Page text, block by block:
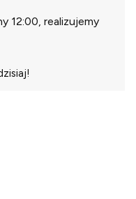
12:00, realizujemy